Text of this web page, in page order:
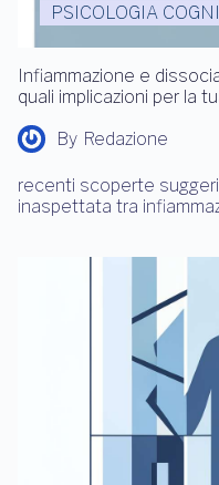
PSICOLOGIA
Infiammazione e
quali implicazioni per la
By Redazione
recenti scoperte
inaspettata tra